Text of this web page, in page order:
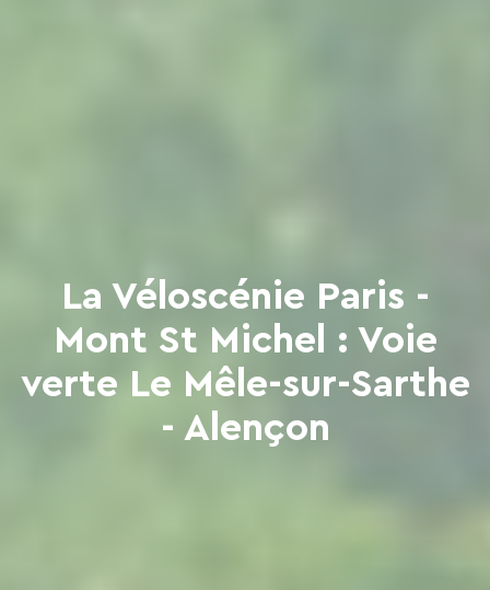
La Véloscénie Paris -
Mont St Michel : Voie
verte Le Mêle-sur-Sarthe
- Alençon